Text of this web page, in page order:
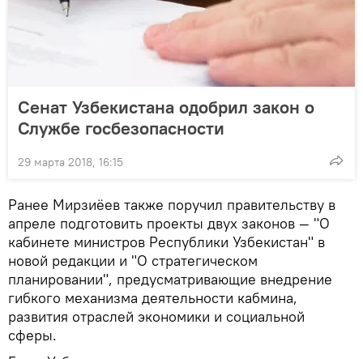
Сенат Узбекистана одобрил закон о
Службе госбезопасности
29 марта 2018, 16:15
Ранее Мирзиёев также поручил правительству в
апреле подготовить проекты двух законов — "О
кабинете министров Республики Узбекистан" в
новой редакции и "О стратегическом
планировании", предусматривающие внедрение
гибкого механизма деятельности кабмина,
развития отраслей экономики и социальной
сферы.